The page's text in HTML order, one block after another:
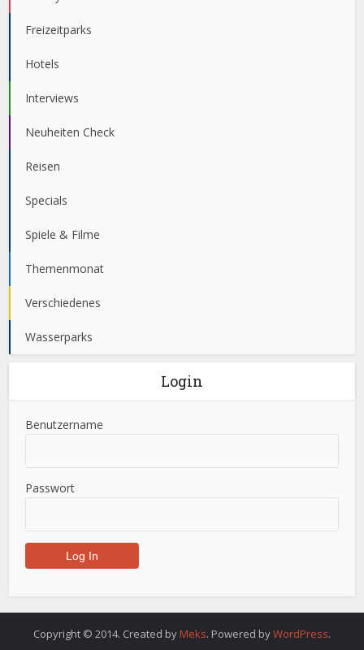
Freizeitparks
Hotels
Interviews
Neuheiten Check
Reisen
Specials
Spiele & Filme
Themenmonat
Verschiedenes
Wasserparks
Login
Benutzername
Passwort
Copyright © 2014. Created by Meks. Powered byWordPress.